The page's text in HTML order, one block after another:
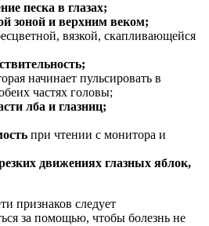
песка в глазах;
зоной и верхним веком;
вязкой, скапливающейся
начинает пульсировать в
частях головы;
лба и глазниц;
при чтении с монитора и
движениях глазных яблок,
признаков следует
за помощью, чтобы болезнь не